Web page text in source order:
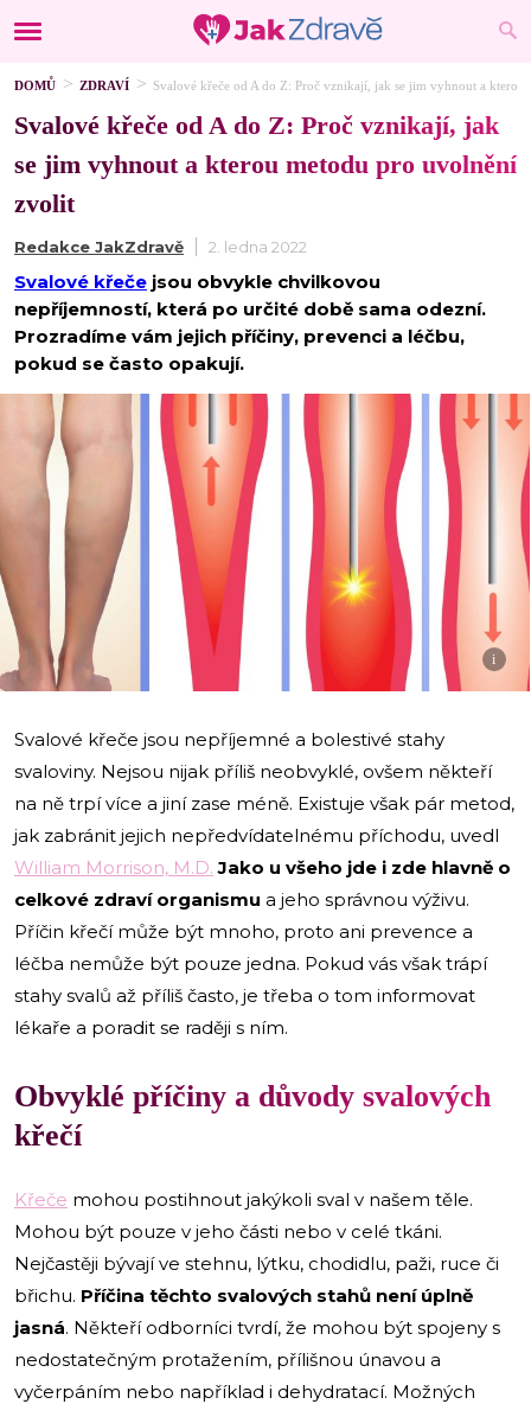
DOMŮ ZDRAVÍ Svalové křeče od A do Z: Proč vznikají, jak se jim vyhnout a
Svalové křeče od A do Z: Proč vznikají, jak
se jim vyhnout a kterou metodu pro uvolnění
zvolit
Redakce JakZdravě 2. ledna 2022
Svalové křeče jsou obvykle chvilkovou
nepříjemností, která po určité době sama odezní.
Prozradíme vám jejich příčiny, prevenci a léčbu,
pokud se často opakují.
i
Svalové křeče jsou nepříjemné a bolestivé stahy
svaloviny. Nejsou nijak příliš neobvyklé, ovšem někteří
na ně trpí více a jiní zase méně. Existuje však pár metod,
jak zabránit jejich nepředvídatelnému příchodu, uvedl
William Morrison, M.D. Jako u všeho jde i zde hlavně o
celkové zdraví organismu a jeho správnou výživu.
Příčin křečí může být mnoho, proto ani prevence a
léčba nemůže být pouze jedna. Pokud vás však trápí
stahy svalů až příliš často, je třeba o tom informovat
lékaře a poradit se raději s ním.
Obvyklé příčiny a důvody svalových
křečí
Křeče mohou postihnout jakýkoli sval v našem těle.
Mohou být pouze v jeho části nebo v celé tkáni.
Nejčastěji bývají ve stehnu, lýtku, chodidlu, paži, ruce či
břichu. Příčina těchto svalových stahů není úplně
jasná. Někteří odborníci tvrdí, že mohou být spojeny s
nedostatečným protažením, přílišnou únavou a
vyčerpáním nebo například i dehydratací. Možných